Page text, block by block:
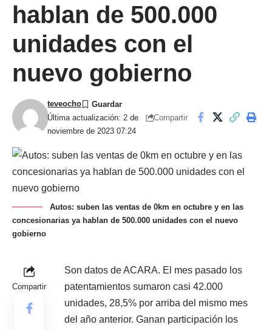
hablan de 500.000
unidades con el
nuevo gobierno
Última actualización: 2 de
noviembre de 2023 07:24
teveocho
Compartir
Autos: suben las ventas de 0km en octubre y en las
concesionarias ya hablan de 500.000 unidades con el nuevo
gobierno
Compartir
Son datos de ACARA. El mes pasado los
patentamientos sumaron casi 42.000
unidades, 28,5% por arriba del mismo mes
del año anterior. Ganan participación los